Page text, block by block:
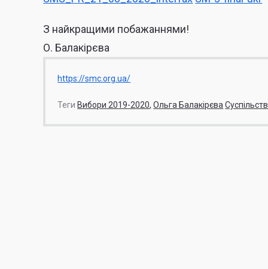
З найкращими побажаннями!
О. Балакірєва
https://smc.org.ua/
Теги Вибори 2019-2020 Ольга Балакірєва